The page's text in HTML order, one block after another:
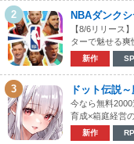
2 NBAダンクシ
【8/6リリース
ターで魅せる爽
新作
3 ドット伝説
今なら無料
育成×箱庭経営
新作